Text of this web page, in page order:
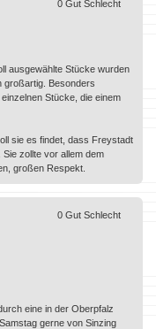
ausgewählte Stücke wurden
großartig. Besonders
Stücke, die einem
sie es findet, dass Freystadt
zollte vor allem dem
großen Respekt.
0 Gut Schlecht
eine in der Oberpfalz
gerne von Sinzing
0 Gut Schlecht